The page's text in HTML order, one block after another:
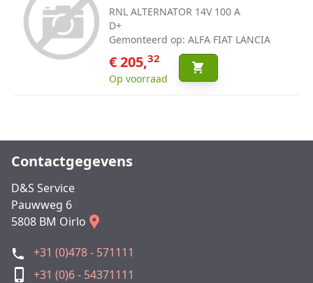
RNL ALTERNATOR 14V 100 A
D+
Gemonteerd op: ALFA FIAT LANCIA
€ 205,32
Op voorraad
Contactgegevens
D&S Service
Pauwweg 6
5808 BM Oirlo
+31 (0)478 - 571111
+31 (0)6 - 54371111